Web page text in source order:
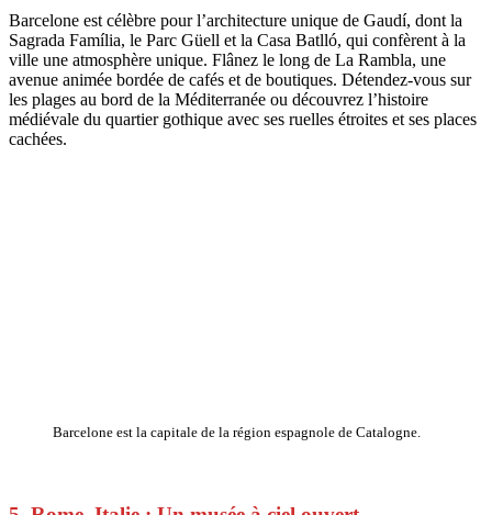
Barcelone est célèbre pour l’architecture unique de Gaudí, dont la
Sagrada Família, le Parc Güell et la Casa Batlló, qui confèrent à la
ville une atmosphère unique. Flânez le long de La Rambla, une
avenue animée bordée de cafés et de boutiques. Détendez-vous sur
les plages au bord de la Méditerranée ou découvrez l’histoire
médiévale du quartier gothique avec ses ruelles étroites et ses places
cachées.
Barcelone est la capitale de la région espagnole de Catalogne.